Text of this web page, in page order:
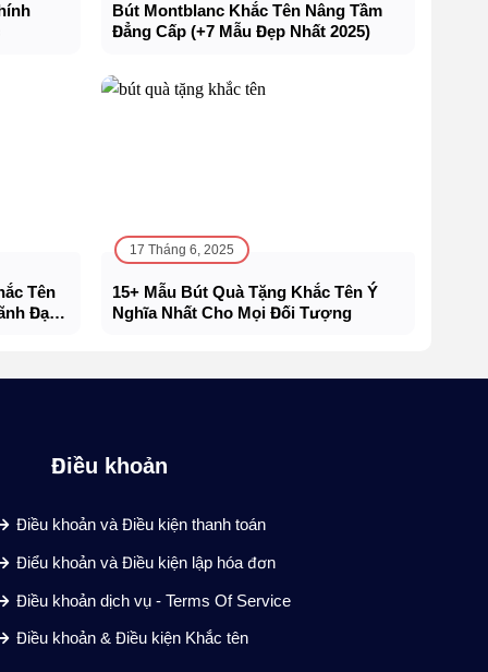
Bút Montblanc Khắc Tên Nâng Tầm
Đẳng Cấp (+7 Mẫu Đẹp Nhất 2025)
Tên
Đạo,
15+ Mẫu Bút Quà Tặng Khắc Tên Ý
Nghĩa Nhất Cho Mọi Đối Tượng
17 Tháng 6, 2025
Điều khoản
Điều khoản và Điều kiện thanh toán
Điểu khoản và Điều kiện lập hóa đơn
Điều khoản dịch vụ - Terms Of Service
Điều khoản & Điều kiện Khắc tên